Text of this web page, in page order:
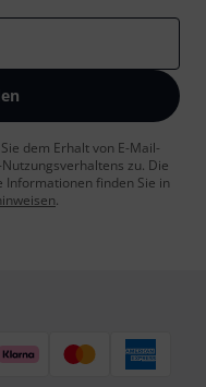
dem Erhalt von E-Mail-
zu. Die
finden Sie in
.